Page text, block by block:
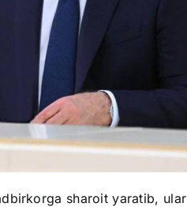
sharoit yaratib,